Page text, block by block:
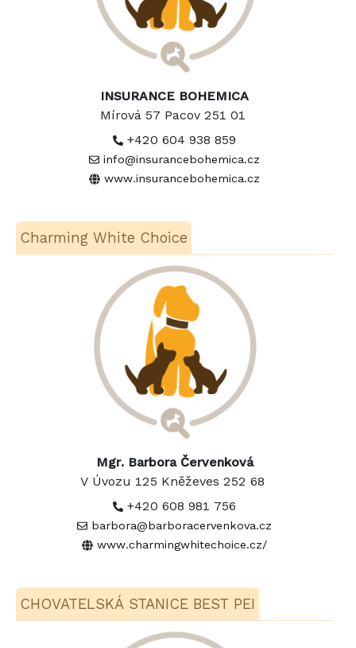
INSURANCE BOHEMICA
Mírová 57 Pacov 251 01
+420 604 938 859
info@insurancebohemica.cz
www.insurancebohemica.cz
Charming White Choice
Mgr. Barbora Červenková
V Úvozu 125 Kněževes 252 68
+420 608 981 756
barbora@barboracervenkova.cz
www.charmingwhitechoice.cz/
CHOVATELSKÁ STANICE BEST PEI